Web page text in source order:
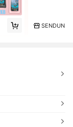
SENDUN